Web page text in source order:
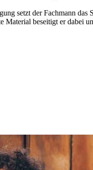
setzt der Fachmann das
Material beseitigt er dabei